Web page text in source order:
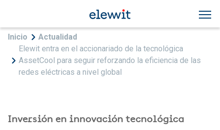
Sobrescribir enlaces de ayuda a la
Inicio
Actualidad
Elewit entra en el accionariado de la tecnológica
AssetCool para seguir reforzando la eficiencia de las
redes eléctricas a nivel global
Inversión en innovación tecnológica